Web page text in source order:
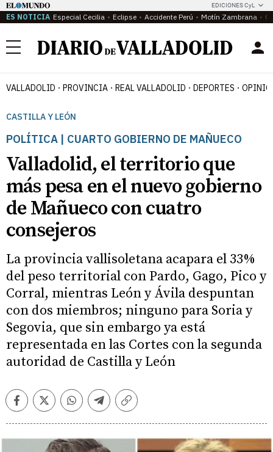
EDICIONES CyL
ES NOTICIA Especial Cecilia Eclipse Accidente Perú Motín Zambrana
Menú
VALLADOLID PROVINCIA REAL VALLADOLID DEPORTES
CASTILLA Y LEÓN
POLÍTICA | CUARTO GOBIERNO DE MAÑUECO
Valladolid, el territorio que
más pesa en el nuevo gobierno
de Mañueco con cuatro
consejeros
La provincia vallisoletana acapara el 33%
del peso territorial con Pardo, Gago, Pico y
Corral, mientras León y Ávila despuntan
con dos miembros; ninguno para Soria y
Segovia, que sin embargo ya está
representada en las Cortes con la segunda
autoridad de Castilla y León
FacebookTwitterWhatsappTelegramCopiar